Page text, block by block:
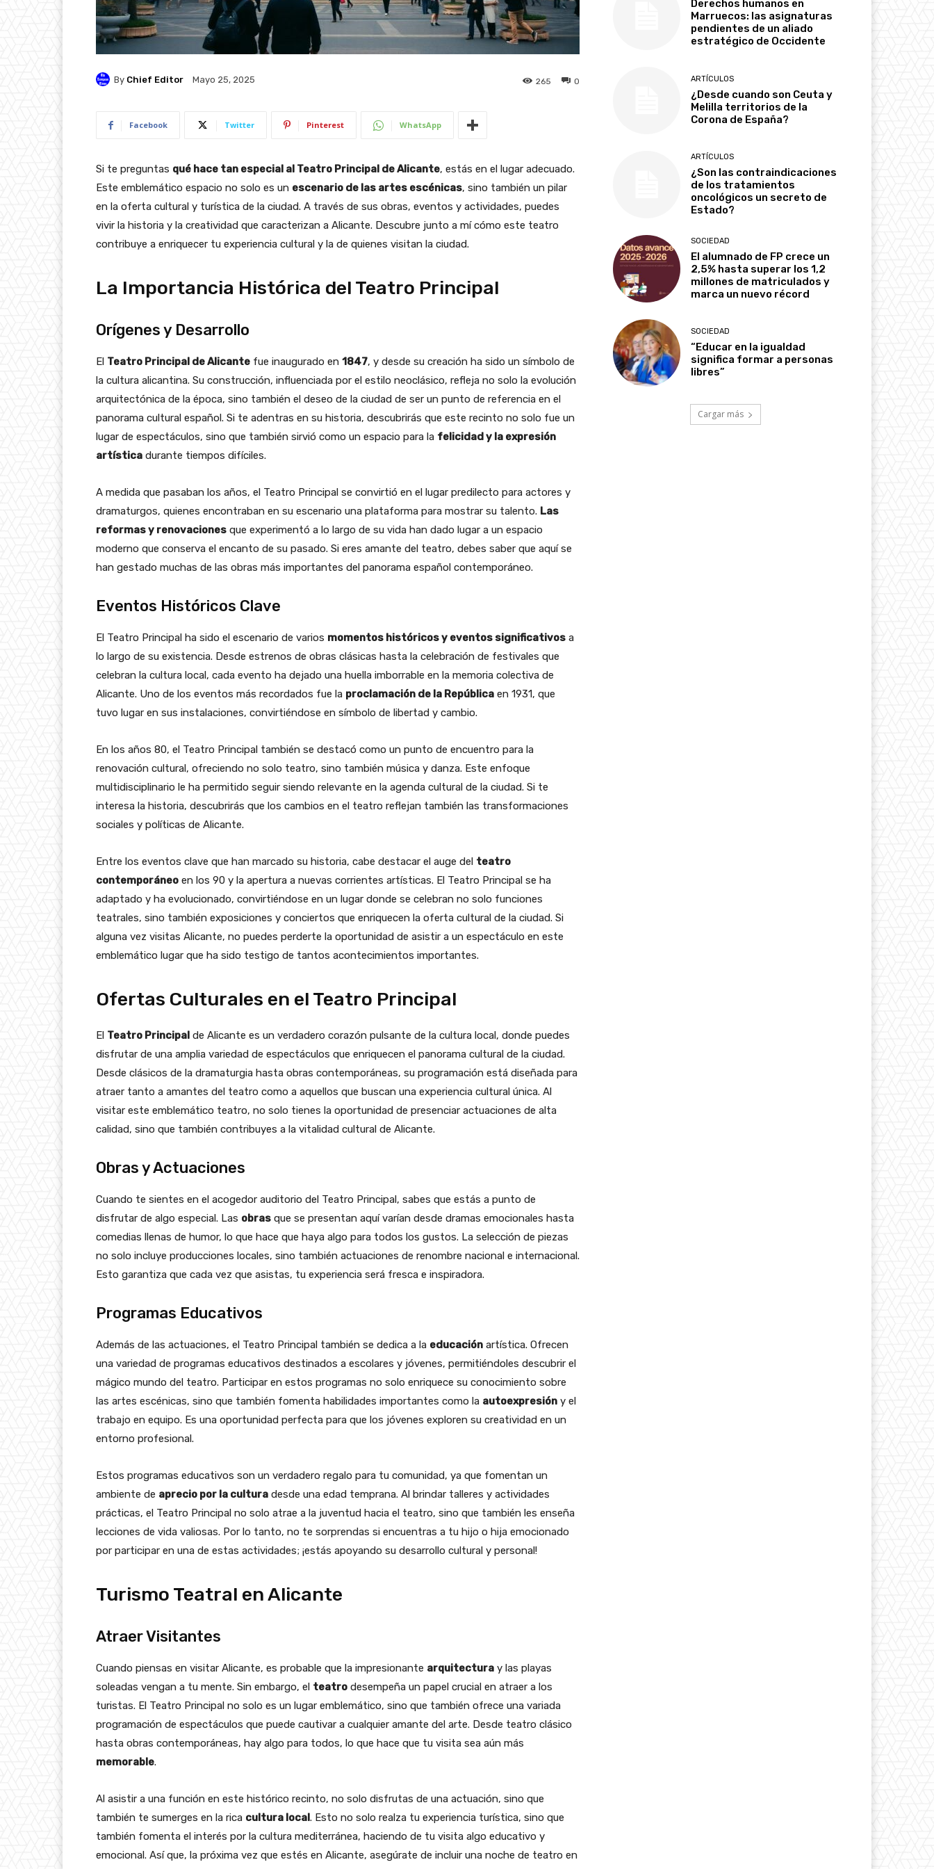
By Chief Editor Mayo 25, 2025 0
265
Facebook Twitter Pinterest WhatsApp
Si te preguntas qué hace tan especial al Teatro Principal de Alicante, estás en el lugar adecuado.
Este emblemático espacio no solo es un escenario de las artes escénicas, sino también un pilar
en la oferta cultural y turística de la ciudad. A través de sus obras, eventos y actividades, puedes
vivir la historia y la creatividad que caracterizan a Alicante. Descubre junto a mí cómo este teatro
contribuye a enriquecer tu experiencia cultural y la de quienes visitan la ciudad.
La Importancia Histórica del Teatro Principal
Orígenes y Desarrollo
El Teatro Principal de Alicante fue inaugurado en 1847, y desde su creación ha sido un símbolo de
la cultura alicantina. Su construcción, influenciada por el estilo neoclásico, refleja no solo la evolución
arquitectónica de la época, sino también el deseo de la ciudad de ser un punto de referencia en el
panorama cultural español. Si te adentras en su historia, descubrirás que este recinto no solo fue un
lugar de espectáculos, sino que también sirvió como un espacio para la felicidad y la expresión
artística durante tiempos difíciles.
A medida que pasaban los años, el Teatro Principal se convirtió en el lugar predilecto para actores y
dramaturgos, quienes encontraban en su escenario una plataforma para mostrar su talento. Las
reformas y renovaciones que experimentó a lo largo de su vida han dado lugar a un espacio
moderno que conserva el encanto de su pasado. Si eres amante del teatro, debes saber que aquí se
han gestado muchas de las obras más importantes del panorama español contemporáneo.
Eventos Históricos Clave
El Teatro Principal ha sido el escenario de varios momentos históricos y eventos significativos a
lo largo de su existencia. Desde estrenos de obras clásicas hasta la celebración de festivales que
celebran la cultura local, cada evento ha dejado una huella imborrable en la memoria colectiva de
Alicante. Uno de los eventos más recordados fue la proclamación de la República en 1931, que
tuvo lugar en sus instalaciones, convirtiéndose en símbolo de libertad y cambio.
En los años 80, el Teatro Principal también se destacó como un punto de encuentro para la
renovación cultural, ofreciendo no solo teatro, sino también música y danza. Este enfoque
multidisciplinario le ha permitido seguir siendo relevante en la agenda cultural de la ciudad. Si te
interesa la historia, descubrirás que los cambios en el teatro reflejan también las transformaciones
sociales y políticas de Alicante.
Entre los eventos clave que han marcado su historia, cabe destacar el auge del teatro
contemporáneo en los 90 y la apertura a nuevas corrientes artísticas. El Teatro Principal se ha
adaptado y ha evolucionado, convirtiéndose en un lugar donde se celebran no solo funciones
teatrales, sino también exposiciones y conciertos que enriquecen la oferta cultural de la ciudad. Si
alguna vez visitas Alicante, no puedes perderte la oportunidad de asistir a un espectáculo en este
emblemático lugar que ha sido testigo de tantos acontecimientos importantes.
Ofertas Culturales en el Teatro Principal
El Teatro Principal de Alicante es un verdadero corazón pulsante de la cultura local, donde puedes
disfrutar de una amplia variedad de espectáculos que enriquecen el panorama cultural de la ciudad.
Desde clásicos de la dramaturgia hasta obras contemporáneas, su programación está diseñada para
atraer tanto a amantes del teatro como a aquellos que buscan una experiencia cultural única. Al
visitar este emblemático teatro, no solo tienes la oportunidad de presenciar actuaciones de alta
calidad, sino que también contribuyes a la vitalidad cultural de Alicante.
Obras y Actuaciones
Cuando te sientes en el acogedor auditorio del Teatro Principal, sabes que estás a punto de
disfrutar de algo especial. Las obras que se presentan aquí varían desde dramas emocionales hasta
comedias llenas de humor, lo que hace que haya algo para todos los gustos. La selección de piezas
no solo incluye producciones locales, sino también actuaciones de renombre nacional e internacional.
Esto garantiza que cada vez que asistas, tu experiencia será fresca e inspiradora.
Programas Educativos
Además de las actuaciones, el Teatro Principal también se dedica a la educación artística. Ofrecen
una variedad de programas educativos destinados a escolares y jóvenes, permitiéndoles descubrir el
mágico mundo del teatro. Participar en estos programas no solo enriquece su conocimiento sobre
las artes escénicas, sino que también fomenta habilidades importantes como la autoexpresión y el
trabajo en equipo. Es una oportunidad perfecta para que los jóvenes exploren su creatividad en un
entorno profesional.
Estos programas educativos son un verdadero regalo para tu comunidad, ya que fomentan un
ambiente de aprecio por la cultura desde una edad temprana. Al brindar talleres y actividades
prácticas, el Teatro Principal no solo atrae a la juventud hacia el teatro, sino que también les enseña
lecciones de vida valiosas. Por lo tanto, no te sorprendas si encuentras a tu hijo o hija emocionado
por participar en una de estas actividades; ¡estás apoyando su desarrollo cultural y personal!
Turismo Teatral en Alicante
Atraer Visitantes
Cuando piensas en visitar Alicante, es probable que la impresionante arquitectura y las playas
soleadas vengan a tu mente. Sin embargo, el teatro desempeña un papel crucial en atraer a los
turistas. El Teatro Principal no solo es un lugar emblemático, sino que también ofrece una variada
programación de espectáculos que puede cautivar a cualquier amante del arte. Desde teatro clásico
hasta obras contemporáneas, hay algo para todos, lo que hace que tu visita sea aún más
memorable.
Al asistir a una función en este histórico recinto, no solo disfrutas de una actuación, sino que
también te sumerges en la rica cultura local. Esto no solo realza tu experiencia turística, sino que
también fomenta el interés por la cultura mediterránea, haciendo de tu visita algo educativo y
emocional. Así que, la próxima vez que estés en Alicante, asegúrate de incluir una noche de teatro en
Derechos humanos en
Marruecos: las asignaturas
pendientes de un aliado
estratégico de Occidente
ARTÍCULOS
¿Desde cuando son Ceuta y
Melilla territorios de la
Corona de España?
ARTÍCULOS
¿Son las contraindicaciones
de los tratamientos
oncológicos un secreto de
Estado?
SOCIEDAD
El alumnado de FP crece un
2,5% hasta superar los 1,2
millones de matriculados y
marca un nuevo récord
SOCIEDAD
“Educar en la igualdad
significa formar a personas
libres”
Cargar más